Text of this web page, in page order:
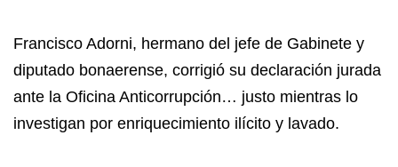
Francisco Adorni, hermano del jefe de Gabinete y
diputado bonaerense, corrigió su declaración jurada
ante la Oficina Anticorrupción… justo mientras lo
investigan por enriquecimiento ilícito y lavado.